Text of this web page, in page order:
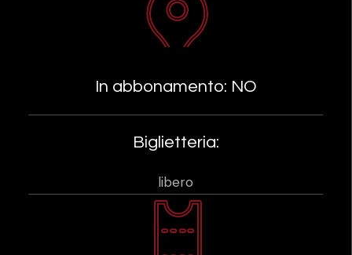
In abbonamento: NO
Biglietteria:
libero